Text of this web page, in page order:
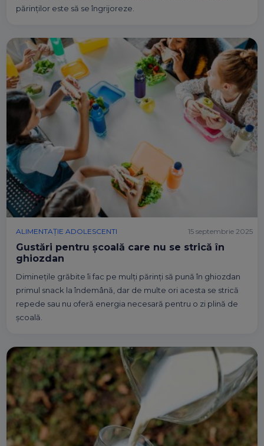
părinților este să se îngrijoreze.
ALIMENTAȚIE ADOLESCENTI
Gustări pentru școală care nu se strică în
ghiozdan
Diminețile grăbite îi fac pe mulți părinți să pună în ghiozdan
primul snack la îndemână, dar de multe ori acesta se strică
repede sau nu oferă energia necesară pentru o zi plină de
școală.
15 septembrie 2025